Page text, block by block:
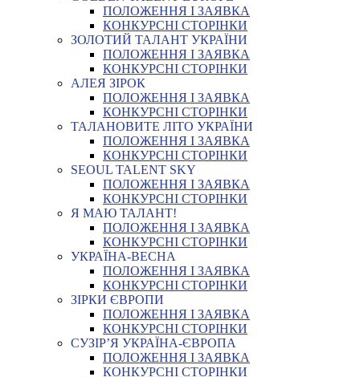
ПОЛОЖЕННЯ І ЗАЯВКА
КОНКУРСНІ СТОРІНКИ
ЗОЛОТИЙ ТАЛАНТ УКРАЇНИ
ПОЛОЖЕННЯ І ЗАЯВКА
КОНКУРСНІ СТОРІНКИ
АЛЕЯ ЗІРОК
ПОЛОЖЕННЯ І ЗАЯВКА
КОНКУРСНІ СТОРІНКИ
ТАЛАНОВИТЕ ЛІТО УКРАЇНИ
ПОЛОЖЕННЯ І ЗАЯВКА
КОНКУРСНІ СТОРІНКИ
SEOUL TALENT SKY
ПОЛОЖЕННЯ І ЗАЯВКА
КОНКУРСНІ СТОРІНКИ
Я МАЮ ТАЛАНТ!
ПОЛОЖЕННЯ І ЗАЯВКА
КОНКУРСНІ СТОРІНКИ
УКРАЇНА-ВЕСНА
ПОЛОЖЕННЯ І ЗАЯВКА
КОНКУРСНІ СТОРІНКИ
ЗІРКИ ЄВРОПИ
ПОЛОЖЕННЯ І ЗАЯВКА
КОНКУРСНІ СТОРІНКИ
СУЗІР’Я УКРАЇНА-ЄВРОПА
ПОЛОЖЕННЯ І ЗАЯВКА
КОНКУРСНІ СТОРІНКИ